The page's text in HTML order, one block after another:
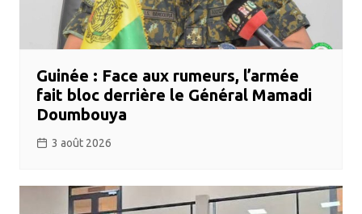
Guinée : Face aux rumeurs, l’armée
fait bloc derrière le Général Mamadi
Doumbouya
3 août 2026